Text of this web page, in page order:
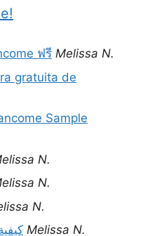
ฟรี Melissa N.
gratuita de
Sample
N.
N.
N.
Melissa N.